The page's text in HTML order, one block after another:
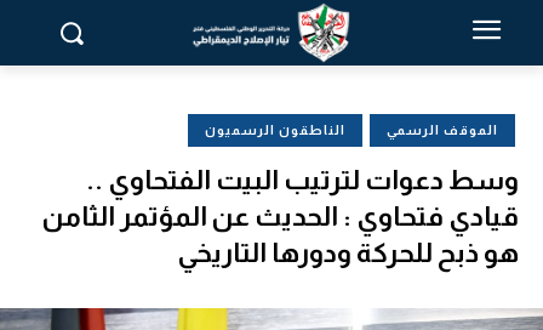
الموقف الرسمي الناطقون الرسميون
وسط دعوات لترتيب البيت الفتحاوي ..
قيادي فتحاوي : الحديث عن المؤتمر الثامن
هو ذبح للحركة ودورها التاريخي